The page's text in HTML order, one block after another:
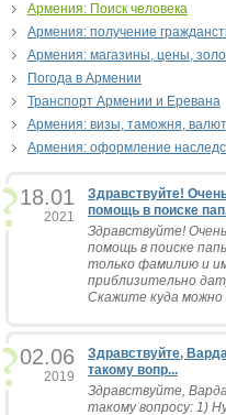
Армения: Поиск человека
Армения: получение
Армения: магазины, цены,
Погода в Армении
Транспорт Армении и Еревана
Армения: визы, таможня,
Армения: оформление
18.01
2021
Здравствуйте!
помощь в поиске
Здравствуйте!
помощь в поиске
только фамилию и
приблизительно
Скажите куда можно
02.06
2019
Здравствуйте,
такому вопр...
Здравствуйте,
такому вопросу: 1)